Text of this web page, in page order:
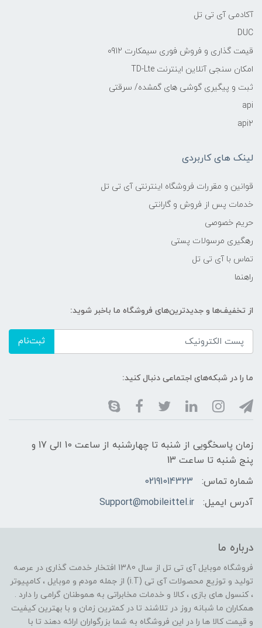
آکادمی آی تی تل
DUC
قیمت گذاری و فروش فوری سیمکارت 0912
امکان سنجی آنلاین اینترنت TD-Lte
ثبت و پیگیری گوشی های گمشده/ سرقتی
api
api2
لینک های کاربردی
قوانین و مقررات فروشگاه اینترنتی آی تی تل
خدمات پس از فروش و گارانتی
حریم خصوصی
رهگیری مرسولات پستی
تماس با آی تی تل
راهنما
از تخفیف‌ها و جدیدترین‌های فروشگاه ما باخبر شوید:
ثبت‌نام
ما را در شبکه‌های اجتماعی دنبال کنید:
زمان پاسخگویی از شنبه تا چهارشنبه از ساعت 10 الی 17 و
پنج شنبه تا ساعت 13
شماره تماس:
02191014323
آدرس ایمیل:
Support@mobileittel.ir
درباره ما
فروشگاه موبایل آی تی تل از سال 1380 افتخار خدمت گذاری در عرصه
تولید و توزیع محصولات آی تی (i.T) از جمله مودم و موبایل ، کامپیوتر
، کنسول های بازی ، کالا و خدمات مخابراتی به هموطنان گرامی را دارد .
همکاران ما شبانه روز در تلاشند تا در کمترین زمان و با بهترین کیفیت
و قیمت کالا ها را در این فروشگاه به شما بزرگواران ارائه دهند تا با